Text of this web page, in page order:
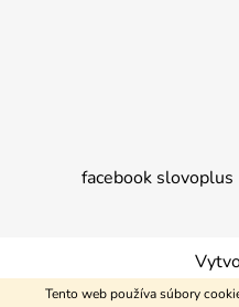
Tento web používa súbory
facebook slovoplus
Copyright 2026